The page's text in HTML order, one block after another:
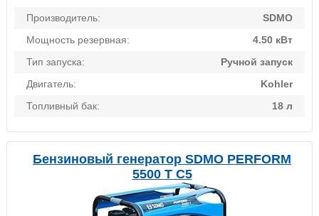
Производитель:
SDMO
Мощность резервная:
4.50 кВт
Тип запуска:
Ручной запуск
Двигатель:
Kohler
Топливный бак:
18 л
Бензиновый генератор SDMO PERFORM
5500 T C5